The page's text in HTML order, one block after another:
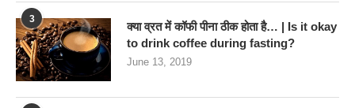
3
क्या व्रत में कॉफी पीना ठीक होता है… | Is it okay
to drink coffee during fasting?
June 13, 2019